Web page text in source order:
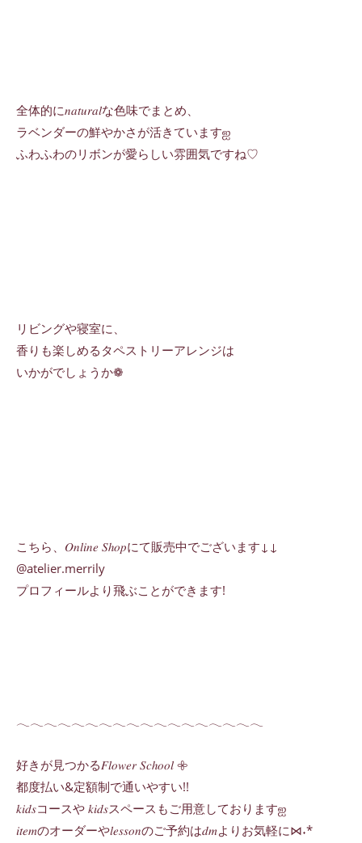
全体的に𝑛𝑎𝑡𝑢𝑟𝑎𝑙な色味でまとめ、
ラベンダーの鮮やかさが活きていますஐ
ふわふわのリボンが愛らしい雰囲気ですね♡
リビングや寝室に、
香りも楽しめるタペストリーアレンジは
いかがでしょうか❁
こちら、𝑂𝑛𝑙𝑖𝑛𝑒 𝑆ℎ𝑜𝑝にて販売中でございます↓↓
@atelier.merrily
プロフィールより飛ぶことができます!
𓂃𓂃𓂃𓂃𓂃𓂃𓂃𓂃𓂃𓂃𓂃𓂃𓂃𓂃𓂃𓂃𓂃𓂃
好きが見つかる𝐹𝑙𝑜𝑤𝑒𝑟 𝑆𝑐ℎ𝑜𝑜𝑙 𖧷
都度払い&定額制で通いやすい!!
𝑘𝑖𝑑𝑠コースや 𝑘𝑖𝑑𝑠スペースもご用意しておりますஐ
𝑖𝑡𝑒𝑚のオーダーや𝑙𝑒𝑠𝑠𝑜𝑛のご予約は𝑑𝑚よりお気軽に⋈˖*